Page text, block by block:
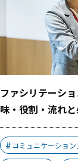
ファシリテーシ
味・役割・流れ
コミュニケーション